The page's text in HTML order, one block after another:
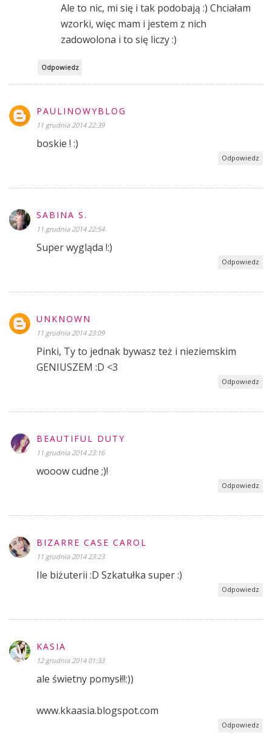
Ale to nic, mi się i tak podobają :) Chciałam
wzorki, więc mam i jestem z nich
zadowolona i to się liczy :)
Odpowiedz
PAULINOWYBLOG
11 grudnia 2014 22:39
boskie ! :)
Odpowiedz
SABINA S.
11 grudnia 2014 22:54
Super wygląda !:)
Odpowiedz
UNKNOWN
11 grudnia 2014 23:09
Pinki, Ty to jednak bywasz też i nieziemskim
GENIUSZEM :D <3
Odpowiedz
BEAUTIFUL DUTY
11 grudnia 2014 23:16
wooow cudne ;)!
Odpowiedz
BIZARRE CASE CAROL
11 grudnia 2014 23:23
Ile biżuterii :D Szkatułka super :)
Odpowiedz
KASIA
12 grudnia 2014 01:33
ale świetny pomysł!!:))
www.kkaasia.blogspot.com
Odpowiedz